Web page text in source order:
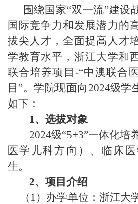
围绕国家“双一流”建设
国际竞争力和发展潜力的
拔尖人才，全面提高人才
学教育水平，浙江大学和
联合培养项目 -“中澳联合
目”。学院现面向 2024级学
如下：
1、选拔对象
2024级“5+3”一体化培
医学儿科方向）、临床
生。
2、项目介绍
（ 1）办学单位：浙江大